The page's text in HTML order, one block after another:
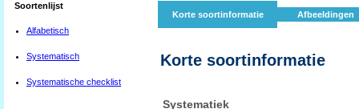
Soortenlijst
Alfabetisch
Systematisch
Systematische checklist
Korte soortinformatie Afbeeldingen
Korte soortinformatie
Systematiek